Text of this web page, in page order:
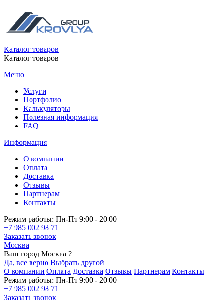
Каталог товаров
Каталог товаров
Меню
Услуги
Портфолио
Калькуляторы
Полезная информация
FAQ
Информация
О компании
Оплата
Доставка
Отзывы
Партнерам
Контакты
Режим работы: Пн-Пт 9:00 - 20:00
+7 985 002 98 71
Заказать звонок
Москва
Ваш город Москва ?
Да, все верно Выбрать другой
О компании Оплата Доставка Отзывы Партнерам Контакты
Режим работы: Пн-Пт 9:00 - 20:00
+7 985 002 98 71
Заказать звонок